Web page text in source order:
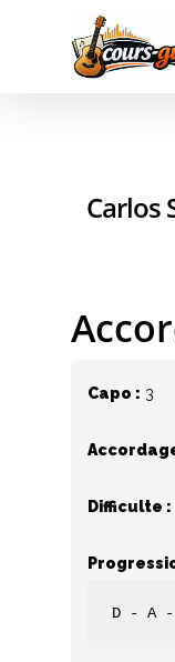
Hit enter to
Carlos
Capo : 3
Difficulte :
D - A -